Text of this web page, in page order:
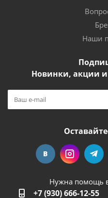
Наши
Новинки, акции
Нужна помощь
+7 (930) 666-12-55